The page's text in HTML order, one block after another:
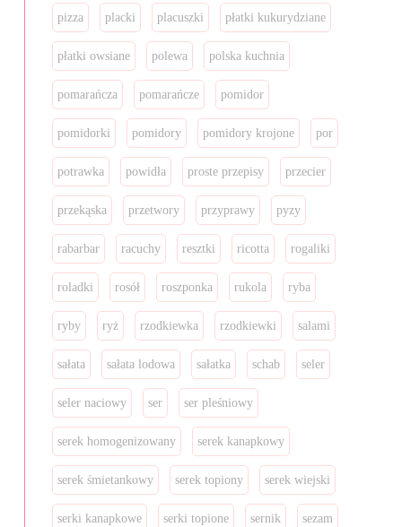
pizza placki placuszki płatki kukurydziane
płatki owsiane polewa polska kuchnia
pomarańcza pomarańcze pomidor
pomidorki pomidory pomidory krojone por
potrawka powidła proste przepisy przecier
przekąska przetwory przyprawy pyzy
rabarbar racuchy resztki ricotta rogaliki
roladki rosół roszponka rukola ryba
ryby ryż rzodkiewka rzodkiewki salami
sałata sałata lodowa sałatka schab seler
seler naciowy ser ser pleśniowy
serek homogenizowany serek kanapkowy
serek śmietankowy serek topiony serek wiejski
serki kanapkowe serki topione sernik sezam